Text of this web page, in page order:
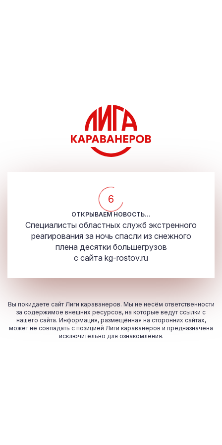
5
ОТКРЫВАЕМ НОВОСТЬ...
Специалисты областных служб экстренного
реагирования за ночь спасли из снежного
плена десятки большегрузов
с сайта kg-rostov.ru
Вы покидаете сайт Лиги караванеров. Мы не несём ответственности
за содержимое внешних ресурсов, на которые ведут ссылки с
нашего сайта. Информация, размещённая на сторонних сайтах,
может не совпадать с позицией Лиги караванеров и предназначена
исключительно для ознакомления.